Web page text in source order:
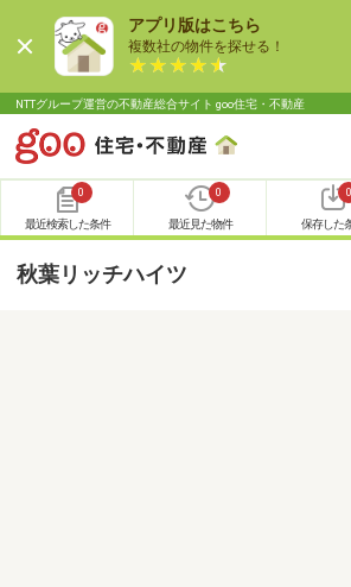
アプリ版はこちら
複数社の物件を探せる！
NTTグループ運営の不動産総合サイト goo住宅・不動産
0
最近検索した条件
0
最近見た物件
0
保存した
秋葉リッチハイツ